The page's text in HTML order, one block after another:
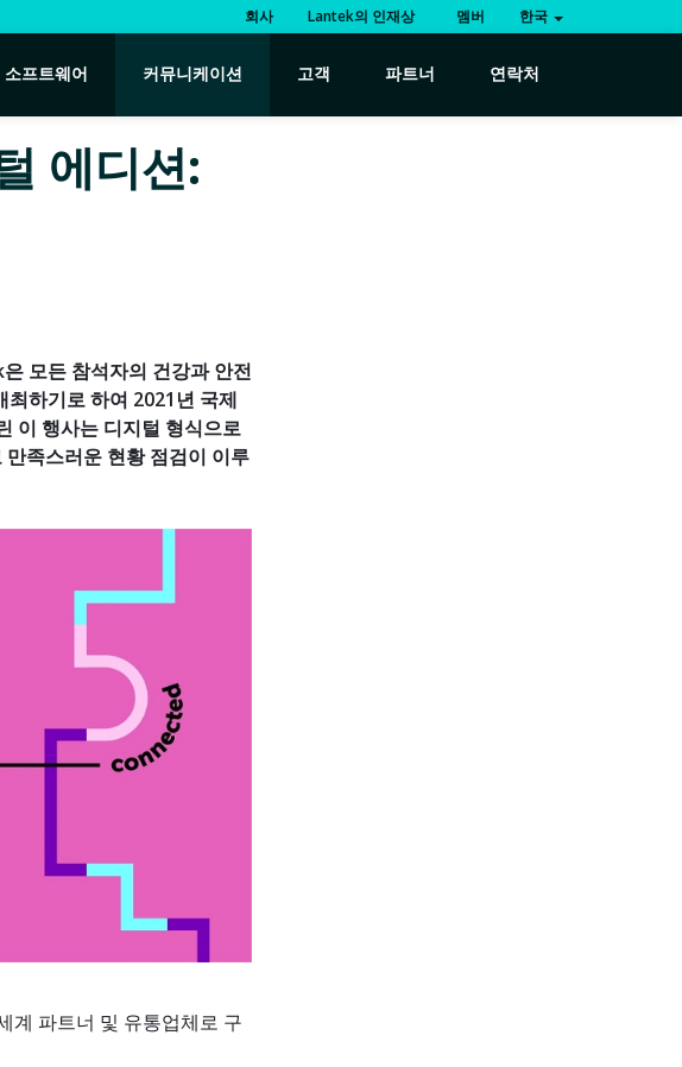
회사 Lantek의 인재상 멤버 한국
소프트웨어 커뮤니케이션 고객 파트너 연락처
에디션:
모든 참석자의 건강과 안전
하기로 하여 2021년 국제
이 행사는 디지털 형식으로
족스러운 현황 점검이 이루
계 파트너 및 유통업체로 구